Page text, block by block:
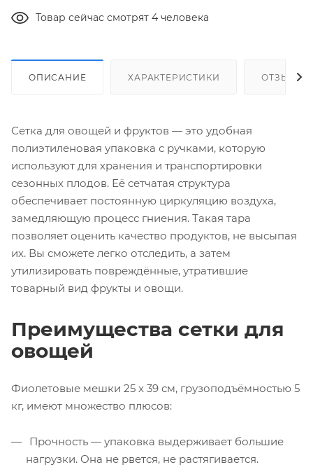
Товар сейчас смотрят 4 человека
ОПИСАНИЕ ХАРАКТЕРИСТИКИ ОТЗЫВЫ
Сетка для овощей и фруктов — это удобная
полиэтиленовая упаковка с ручками, которую
используют для хранения и транспортировки
сезонных плодов. Её сетчатая структура
обеспечивает постоянную циркуляцию воздуха,
замедляющую процесс гниения. Такая тара
позволяет оценить качество продуктов, не высыпая
их. Вы сможете легко отследить, а затем
утилизировать повреждённые, утратившие
товарный вид фрукты и овощи.
Преимущества сетки для
овощей
Фиолетовые мешки 25 x 39 см, грузоподъёмностью 5
кг, имеют множество плюсов:
Прочность — упаковка выдерживает большие
нагрузки. Она не рвется, не растягивается.